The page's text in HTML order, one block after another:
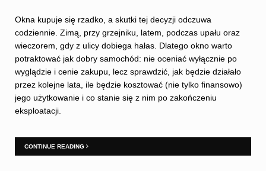
Okna kupuje się rzadko, a skutki tej decyzji odczuwa
codziennie. Zimą, przy grzejniku, latem, podczas upału oraz
wieczorem, gdy z ulicy dobiega hałas. Dlatego okno warto
potraktować jak dobry samochód: nie oceniać wyłącznie po
wyglądzie i cenie zakupu, lecz sprawdzić, jak będzie działało
przez kolejne lata, ile będzie kosztować (nie tylko finansowo)
jego użytkowanie i co stanie się z nim po zakończeniu
eksploatacji.
CONTINUE READING